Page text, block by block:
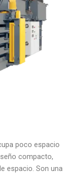
poco espacio
compacto,
espacio. Son una